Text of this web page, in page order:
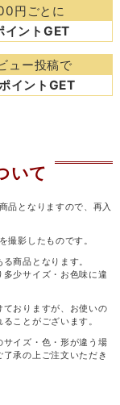
円ごとに
イントGET
ュー投稿で
イントGET
いて
品となりますので、再入
撮影したものです。
商品となります。
少サイズ・お色味に違
おりますが、お使いの
ことがございます。
イズ・色・形が違う場
承の上ご注文いただき